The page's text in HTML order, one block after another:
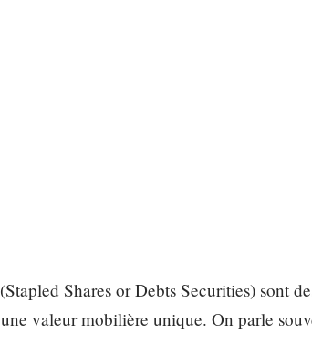
Shares or Debts Securities) sont
valeur mobilière unique. On parle